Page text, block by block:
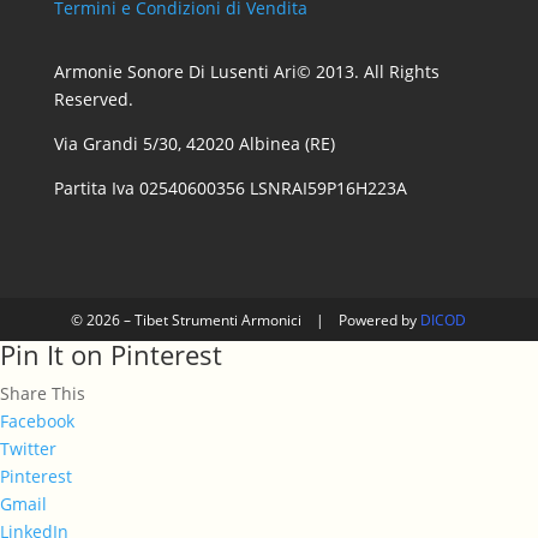
Termini e Condizioni di Vendita
Armonie Sonore Di Lusenti Ari© 2013. All Rights
Reserved.
Via Grandi 5/30, 42020 Albinea (RE)
Partita Iva 02540600356 LSNRAI59P16H223A
© 2026 – Tibet Strumenti Armonici | Powered by DICOD
Pin It on Pinterest
Share This
Facebook
Twitter
Pinterest
Gmail
LinkedIn